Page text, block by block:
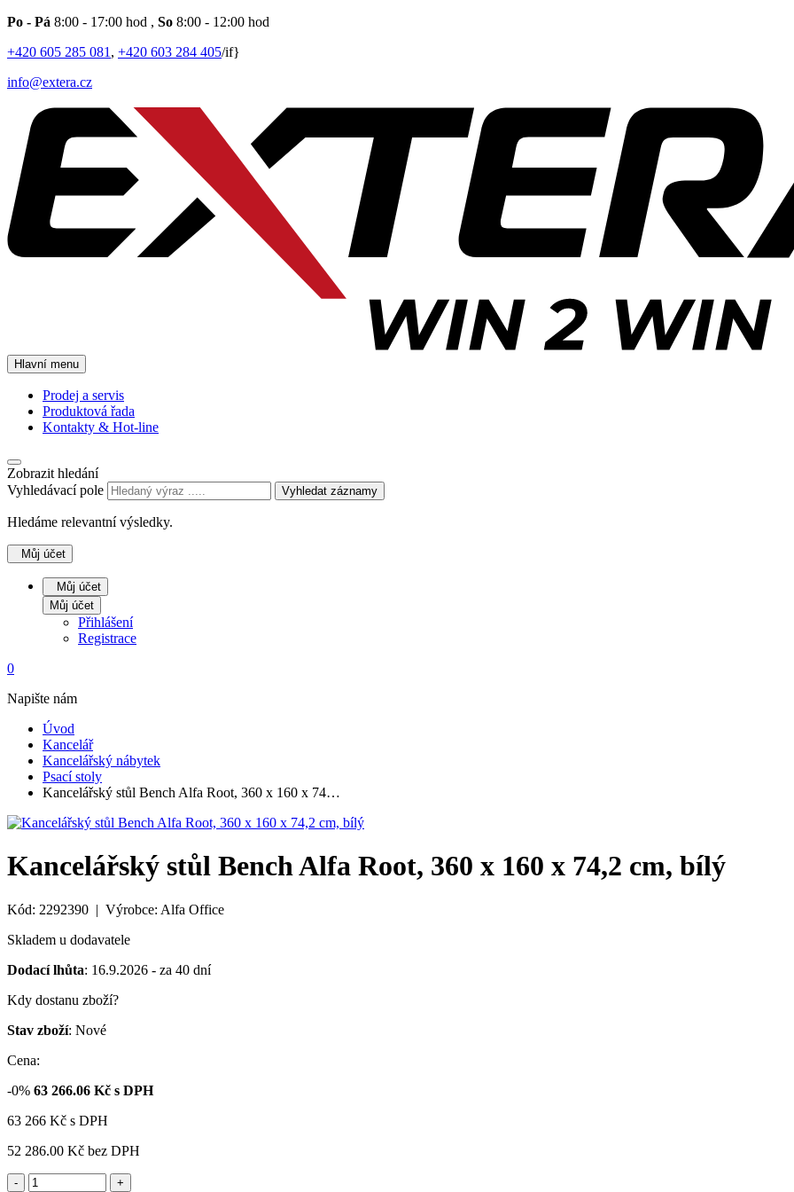
Po - Pá 8:00 - 17:00 hod , So 8:00 - 12:00 hod
+420 605 285 081 , +420 603 284 405/if}
info@extera.cz
Hlavní menu
Prodej a servis
Produktová řada
Kontakty & Hot-line
Zobrazit hledání
Vyhledávací pole
Vyhledat záznamy
Hledáme relevantní výsledky.
Můj účet
Můj účet
Můj účet
Přihlášení
Registrace
0
Napište nám
Úvod
Kancelář
Kancelářský nábytek
Psací stoly
Kancelářský stůl Bench Alfa Root, 360 x 160 x 74…
Kancelářský stůl Bench Alfa Root, 360 x 160 x 74,2 cm, bílý
Kód: 2292390 | Výrobce: Alfa Office
Skladem u dodavatele
Dodací lhůta: 16.9.2026 - za 40 dní
Kdy dostanu zboží?
Stav zboží: Nové
Cena:
-0% 63 266.06 Kč s DPH
63 266 Kč s DPH
52 286.00 Kč bez DPH
- +